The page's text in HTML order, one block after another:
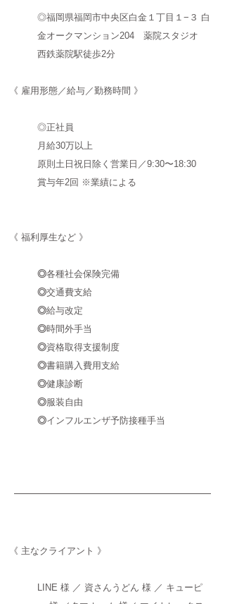
◎福岡県福岡市中央区白金１丁目１−３ 白
金オークマンション204 薬院スタジオ
​西鉄薬院駅徒歩2分​
《 雇用形態／給与／勤務時間 》
◎正社員​
月給30万以上
原則土日祝日除く営業日／9:30〜18:30
賞与年2回 ※業績による
《 福利厚生など 》
◎各種社会保険完備
◎交通費支給
◎給与改定
◎時間外手当
◎資格取得支援制度
◎書籍購入費用支給
◎健康診断
◎服装自由
◎インフルエンザ予防接種手当
《 主なクライアント 》
LINE 様 ／ 資さんうどん 様 ／ キューピ